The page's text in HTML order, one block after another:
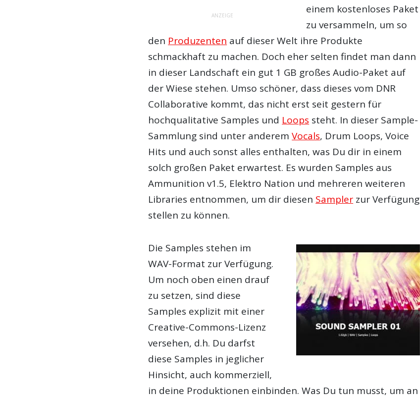
ANZEIGE
einem kostenloses Paket
zu versammeln, um so
den Produzenten auf dieser Welt ihre Produkte
schmackhaft zu machen. Doch eher selten findet man dann
in dieser Landschaft ein gut 1 GB großes Audio-Paket auf
der Wiese stehen. Umso schöner, dass dieses vom DNR
Collaborative kommt, das nicht erst seit gestern für
hochqualitative Samples und Loops steht. In dieser Sample-
Sammlung sind unter anderemVocals, Drum Loops, Voice
Hits und auch sonst alles enthalten, was Du dir in einem
solch großen Paket erwartest. Es wurden Samples aus
Ammunition v1.5, Elektro Nation und mehreren weiteren
Libraries entnommen, um dir diesen Sampler zur Verfügung
stellen zu können.
Die Samples stehen im
WAV-Format zur Verfügung.
Um noch oben einen drauf
zu setzen, sind diese
Samples explizit mit einer
Creative-Commons-Lizenz
versehen, d.h. Du darfst
diese Samples in jeglicher
Hinsicht, auch kommerziell,
in deine Produktionen einbinden. Was Du tun musst, um an